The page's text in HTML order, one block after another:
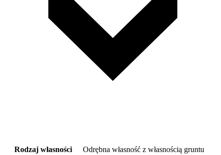
Rodzaj własności Odrębna własność z własnością gruntu